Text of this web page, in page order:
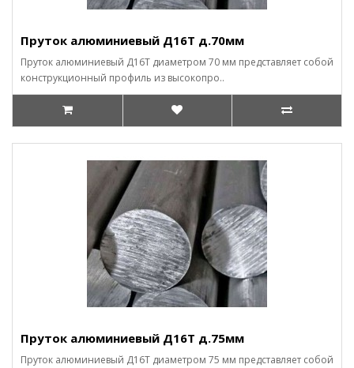
Пруток алюминиевый Д16Т д.70мм
Пруток алюминиевый Д16Т диаметром 70 мм представляет собой
конструкционный профиль из высокопро..
Пруток алюминиевый Д16Т д.75мм
Пруток алюминиевый Д16Т диаметром 75 мм представляет собой